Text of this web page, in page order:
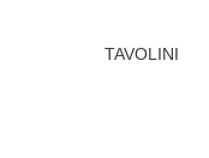
TAVOLINI